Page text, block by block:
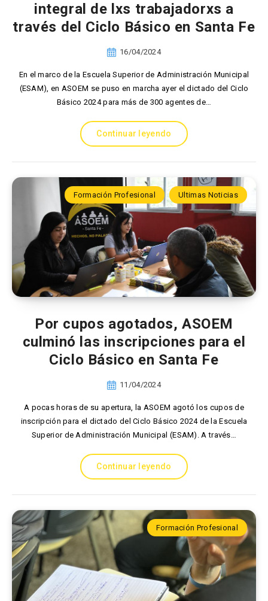
integral de lxs trabajadorxs a
través del Ciclo Básico en Santa Fe
16/04/2024
En el marco de la Escuela Superior de Administración Municipal
(ESAM), en ASOEM se puso en marcha ayer el dictado del Ciclo
Básico 2024 para más de 300 agentes de…
Continuar leyendo
Formación Profesional Ultimas Noticias
Por cupos agotados, ASOEM
culminó las inscripciones para el
Ciclo Básico en Santa Fe
11/04/2024
A pocas horas de su apertura, la ASOEM agotó los cupos de
inscripción para el dictado del Ciclo Básico 2024 de la Escuela
Superior de Administración Municipal (ESAM). A través…
Continuar leyendo
Formación Profesional